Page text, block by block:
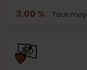
3,00 % Taux